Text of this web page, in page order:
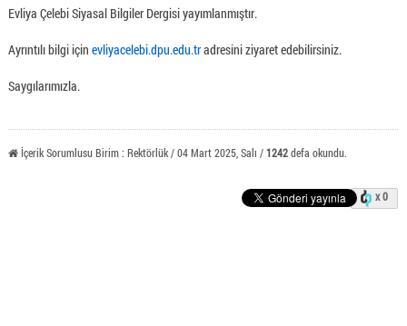
Evliya Çelebi Siyasal Bilgiler Dergisi yayımlanmıştır.
Ayrıntılı bilgi için evliyacelebi.dpu.edu.tradresini ziyaret edebilirsiniz.
Saygılarımızla.
İçerik Sorumlusu Birim : Rektörlük / 04 Mart 2025, Salı /1242defa okundu.
x 0